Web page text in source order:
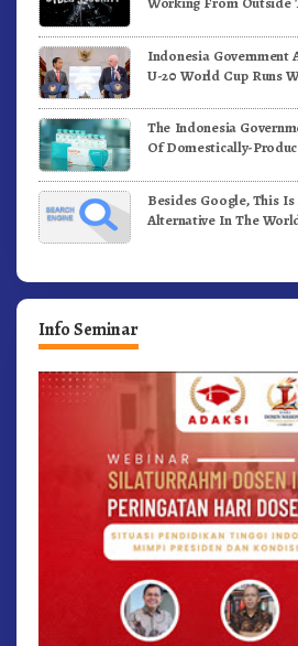
Indonesia Government
U-20 World Cup Runs
The Indonesia
Of Domestically-
Besides Google, This
Alternative In The
Info Seminar